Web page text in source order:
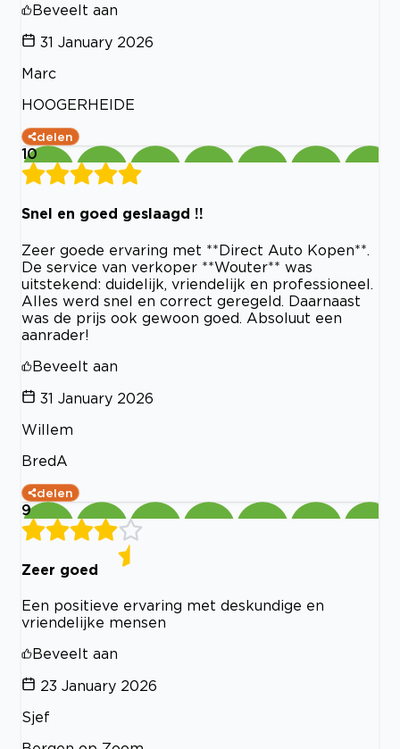
Beveelt aan
31 January 2026
Marc
HOOGERHEIDE
delen
10
Snel en goed geslaagd !!
Zeer goede ervaring met **Direct Auto Kopen**.
De service van verkoper **Wouter** was
uitstekend: duidelijk, vriendelijk en professioneel.
Alles werd snel en correct geregeld. Daarnaast
was de prijs ook gewoon goed. Absoluut een
aanrader!
Beveelt aan
31 January 2026
Willem
BredA
delen
9
Zeer goed
Een positieve ervaring met deskundige en
vriendelijke mensen
Beveelt aan
23 January 2026
Sjef